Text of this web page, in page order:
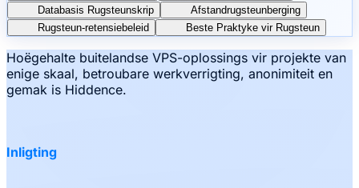
Databasis Rugsteunskrip
Afstandrugsteunberging
Rugsteun-retensiebeleid
Beste Praktyke vir Rugsteun
Hoëgehalte buitelandse VPS-oplossings vir projekte van
enige skaal, betroubare werkverrigting, anonimiteit en
gemak is Hiddence.
Inligting